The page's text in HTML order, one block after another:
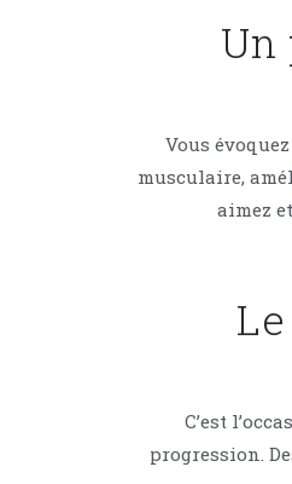
Un
Vous
musculaire,
aimez
C’est
progression.